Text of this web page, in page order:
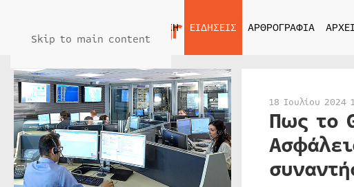
Skip to main content
ΑΡΧΙΚΗ ΕΙΔΗΣΕΙΣ ΑΡΘΡΟΓΡΑΦΙΑ
18 Ιουλίου 2024
Πως το